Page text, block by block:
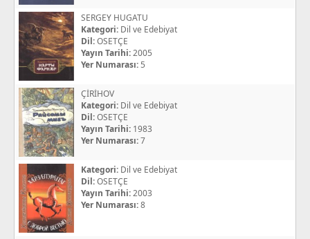
SERGEY HUGATU
Kategori: Dil ve Edebiyat
Dil:OSETÇE
Yayın Tarihi:2005
Yer Numarası: 5
ÇİRİHOV
Kategori: Dil ve Edebiyat
Dil:OSETÇE
Yayın Tarihi: 1983
Yer Numarası:7
Kategori: Dil ve Edebiyat
Dil:OSETÇE
Yayın Tarihi:2003
Yer Numarası:8